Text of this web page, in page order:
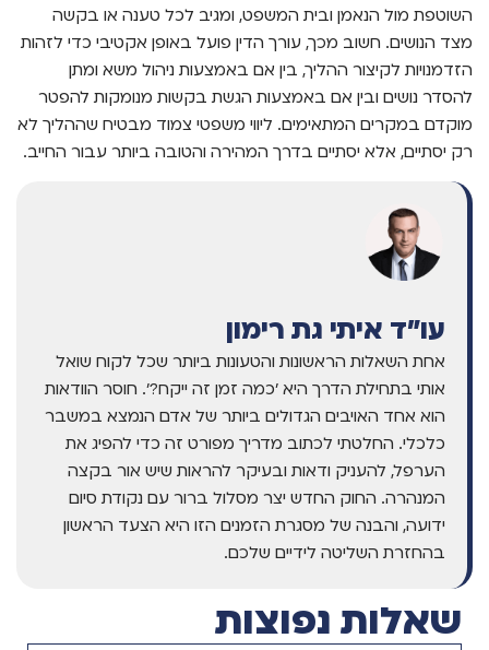
השוטפת מול הנאמן ובית המשפט, ומגיב לכל טענה או בקשה
מצד הנושים. חשוב מכך, עורך הדין פועל באופן אקטיבי כדי לזהות
הזדמנויות לקיצור ההליך, בין אם באמצעות ניהול משא ומתן
להסדר נושים ובין אם באמצעות הגשת בקשות מנומקות להפטר
מוקדם במקרים המתאימים. ליווי משפטי צמוד מבטיח שההליך לא
רק יסתיים, אלא יסתיים בדרך המהירה והטובה ביותר עבור החייב.
עו"ד איתי גת רימון
אחת השאלות הראשונות והטעונות ביותר שכל לקוח שואל
אותי בתחילת הדרך היא 'כמה זמן זה ייקח?'. חוסר הוודאות
הוא אחד האויבים הגדולים ביותר של אדם הנמצא במשבר
כלכלי. החלטתי לכתוב מדריך מפורט זה כדי להפיג את
הערפל, להעניק ודאות ובעיקר להראות שיש אור בקצה
המנהרה. החוק החדש יצר מסלול ברור עם נקודת סיום
ידועה, והבנה של מסגרת הזמנים הזו היא הצעד הראשון
בהחזרת השליטה לידיים שלכם.
שאלות נפוצות